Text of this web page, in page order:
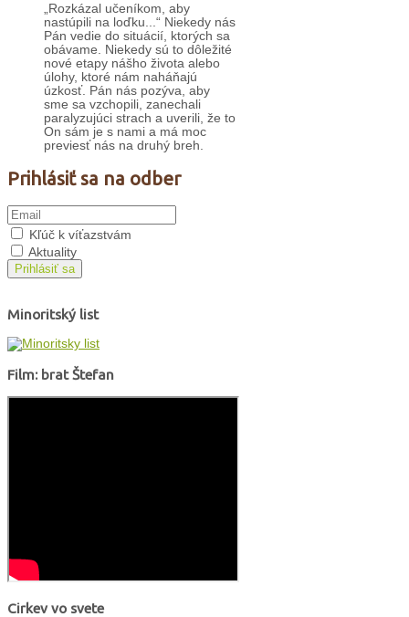
„Rozkázal učeníkom, aby
nastúpili na loďku...“ Niekedy nás
Pán vedie do situácií, ktorých sa
obávame. Niekedy sú to dôležité
nové etapy nášho života alebo
úlohy, ktoré nám naháňajú
úzkosť. Pán nás pozýva, aby
sme sa vzchopili, zanechali
paralyzujúci strach a uverili, že to
On sám je s nami a má moc
previesť nás na druhý breh.
Prihlásiť sa na odber
Kľúč k víťazstvám
Aktuality
Prihlásiť sa
Minoritský list
Film: brat Štefan
Cirkev vo svete